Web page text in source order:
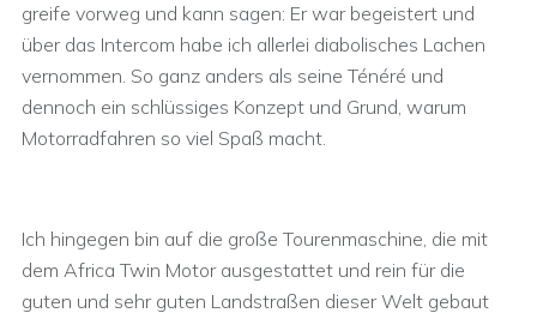
greife vorweg und kann sagen: Er war begeistert und
über das Intercom habe ich allerlei diabolisches Lachen
vernommen. So ganz anders als seine Ténéré und
dennoch ein schlüssiges Konzept und Grund, warum
Motorradfahren so viel Spaß macht.
Ich hingegen bin auf die große Tourenmaschine, die mit
dem Africa Twin Motor ausgestattet und rein für die
guten und sehr guten Landstraßen dieser Welt gebaut